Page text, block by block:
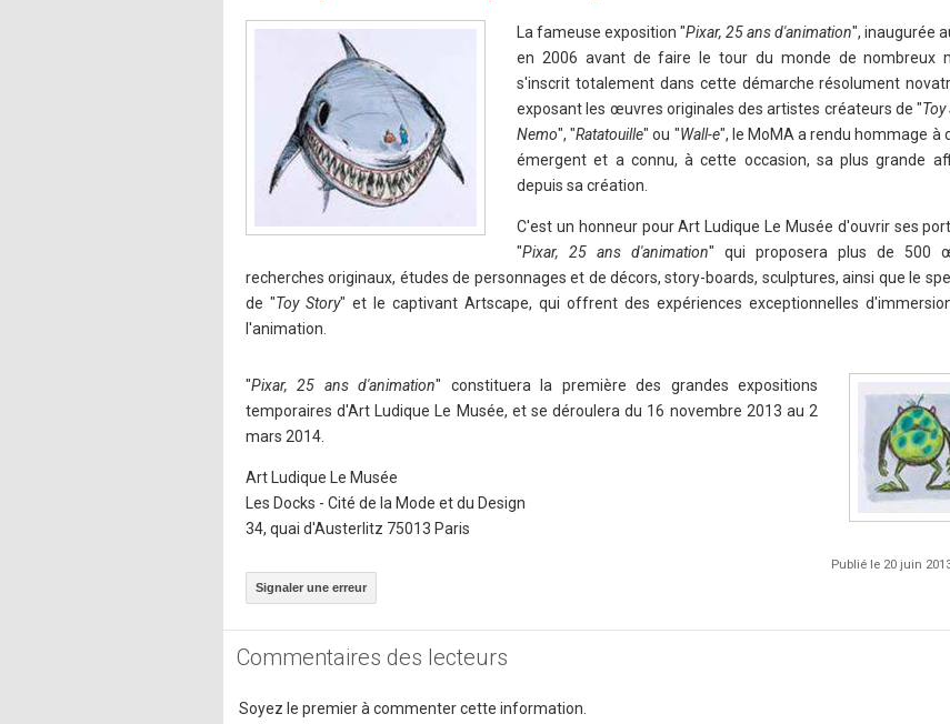
La fameuse exposition "Pixar, 25 ans d'animation", inaugurée
en 2006 avant de faire le tour du monde de nombreux
s'inscrit totalement dans cette démarche résolument
exposant les œuvres originales des artistes créateurs de "Toy
Nemo", "Ratatouille" ou "Wall-e", le MoMA a rendu hommage à
émergent et a connu, à cette occasion, sa plus grande
depuis sa création.
C'est un honneur pour Art Ludique Le Musée d'ouvrir ses
"Pixar, 25 ans d'animation" qui proposera plus de 500
recherches originaux, études de personnages et de décors, story-boards, sculptures, ainsi que le
de "Toy Story" et le captivant Artscape, qui offrent des expériences exceptionnelles
l'animation.
"Pixar, 25 ans d'animation" constituera la première des grandes expositions
temporaires d'Art Ludique Le Musée, et se déroulera du 16 novembre 2013 au 2
mars 2014.
Art Ludique Le Musée
Les Docks - Cité de la Mode et du Design
34, quai d'Austerlitz 75013 Paris
Publié le 20 juin
Signaler une erreur
Commentaires des lecteurs
Soyez le premier à commenter cette information.